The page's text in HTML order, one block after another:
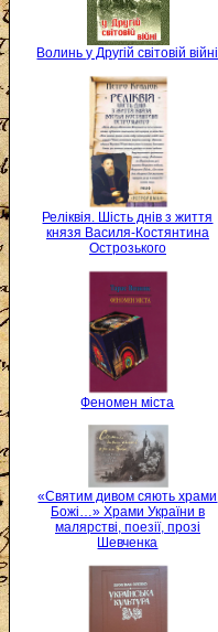
Волинь у Другій світовій війні
Реліквія. Шість днів з життя
князя Василя-Костянтина
Острозького
Феномен міста
«Святим дивом сяють храми
Божі…» Храми України в
малярстві, поезії, прозі
Шевченка